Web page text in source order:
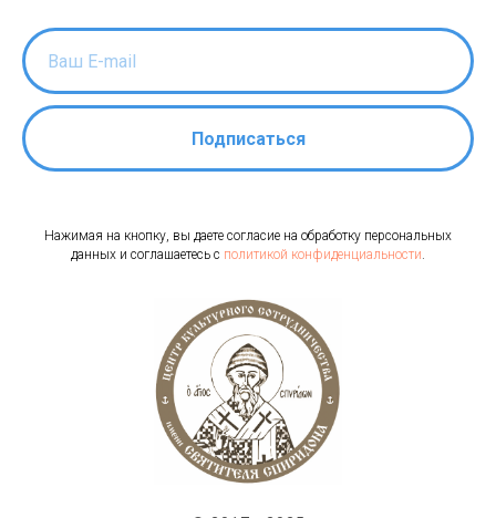
Подписаться
Нажимая на кнопку, вы даете согласие на обработку персональных
данных и соглашаетесь c политикой конфиденциальности.